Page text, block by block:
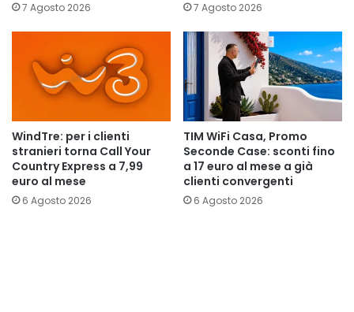
7 Agosto 2026 7 Agosto 2026
WindTre: per i clienti
stranieri torna Call Your
Country Express a 7,99
euro al mese
6 Agosto 2026
TIM WiFi Casa, Promo
Seconde Case: sconti fino
a 17 euro al mese a già
clienti convergenti
6 Agosto 2026